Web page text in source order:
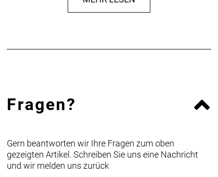
Fragen?
Gern beantworten wir Ihre Fragen zum oben
gezeigten Artikel. Schreiben Sie uns eine Nachricht
und wir melden uns zurück